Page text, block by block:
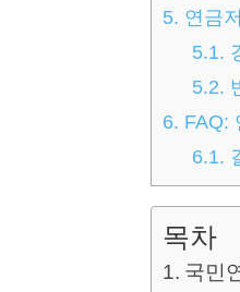
5. 연금
5.1.
5.2.
6. FAQ:
6.1.
목차
국민